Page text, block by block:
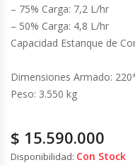
Coolers / Visicoolers
Cortadoras De Fiambre
Cortadoras De Huesos
Dispensadores De Salsas
– 75% Carga: 7,2 L/hr
– 50% Carga: 4,8 L/hr
Capacidad Estanque de
Dimensiones Armado:
Peso: 3.550 kg
$ 15.590.000
Disponibilidad: Con Stock